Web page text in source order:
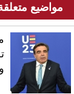
مواضيع